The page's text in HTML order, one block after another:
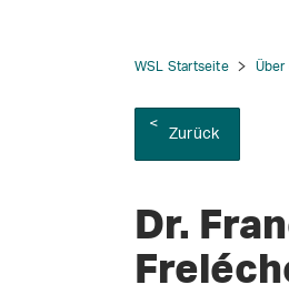
WSL Startseite
Zurück
Dr.